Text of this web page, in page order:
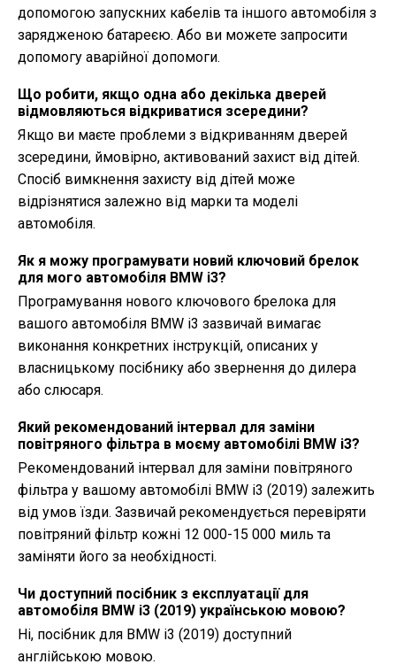
допомогою запускних кабелів та іншого автомобіля з
зарядженою батареєю. Або ви можете запросити
допомогу аварійної допомоги.
Що робити, якщо одна або декілька дверей
відмовляються відкриватися зсередини?
Якщо ви маєте проблеми з відкриванням дверей
зсередини, ймовірно, активований захист від дітей.
Спосіб вимкнення захисту від дітей може
відрізнятися залежно від марки та моделі
автомобіля.
Як я можу програмувати новий ключовий брелок
для мого автомобіля BMW i3?
Програмування нового ключового брелока для
вашого автомобіля BMW i3 зазвичай вимагає
виконання конкретних інструкцій, описаних у
власницькому посібнику або звернення до дилера
або слюсаря.
Який рекомендований інтервал для заміни
повітряного фільтра в моєму автомобілі BMW i3?
Рекомендований інтервал для заміни повітряного
фільтра у вашому автомобілі BMW i3 (2019) залежить
від умов їзди. Зазвичай рекомендується перевіряти
повітряний фільтр кожні 12 000-15 000 миль та
заміняти його за необхідності.
Чи доступний посібник з експлуатації для
автомобіля BMW i3 (2019) українською мовою?
Ні, посібник для BMW i3 (2019) доступний
англійською мовою.